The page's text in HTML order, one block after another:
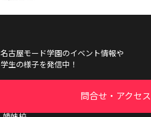
名古屋モード学園のイベント情報や
学生の様子を発信中！
問合せ・アクセス